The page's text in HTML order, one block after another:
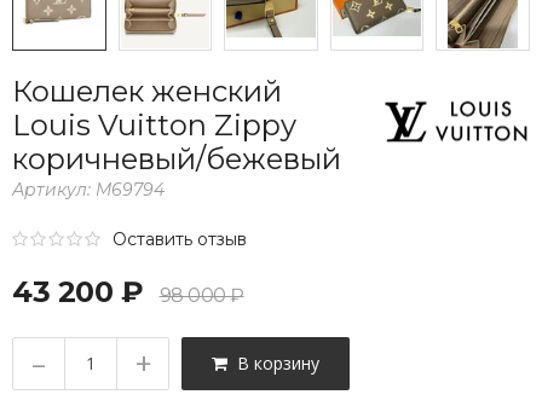
Кошелек женский
Louis Vuitton Zippy
коричневый/бежевый
Артикул: M69794
Оставить отзыв
43 200 ₽ 98 000 ₽
– + В корзину